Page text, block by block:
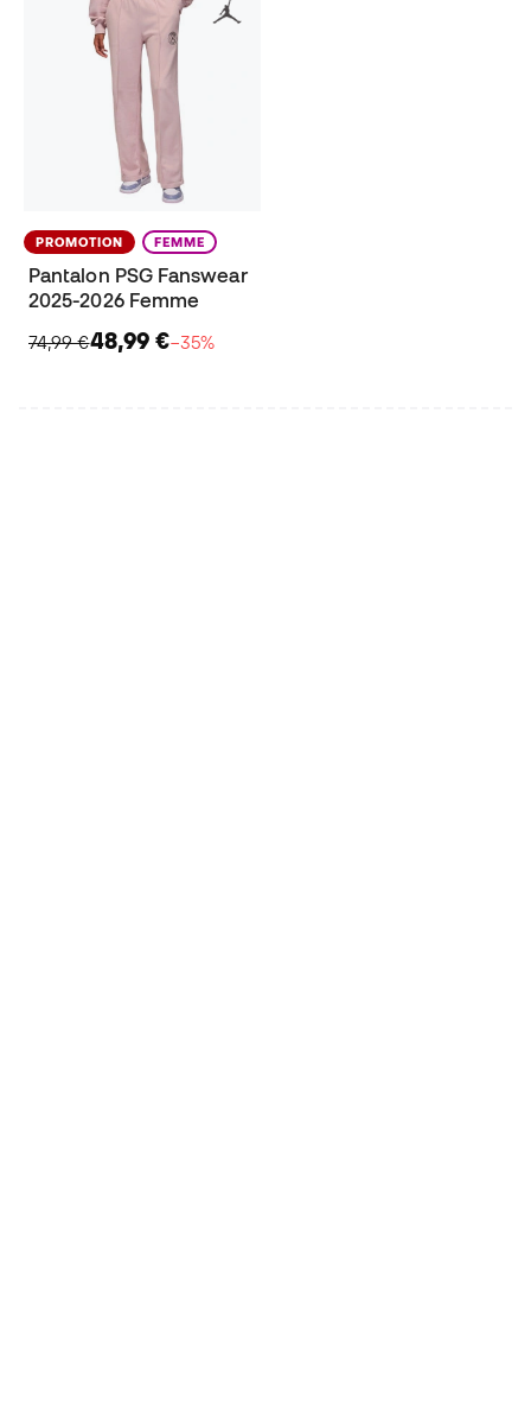
PROMOTION FEMME
Pantalon PSG Fanswear
2025-2026 Femme
74,99 €48,99 €−35%